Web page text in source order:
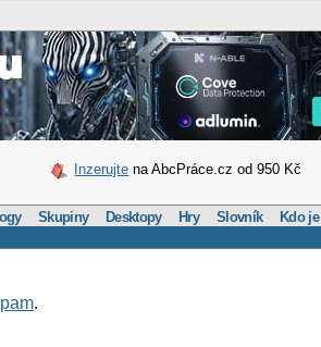
Inzerujte na AbcPráce.cz od 950 Kč
Skupiny Desktopy Hry Slovník Kdo je
.